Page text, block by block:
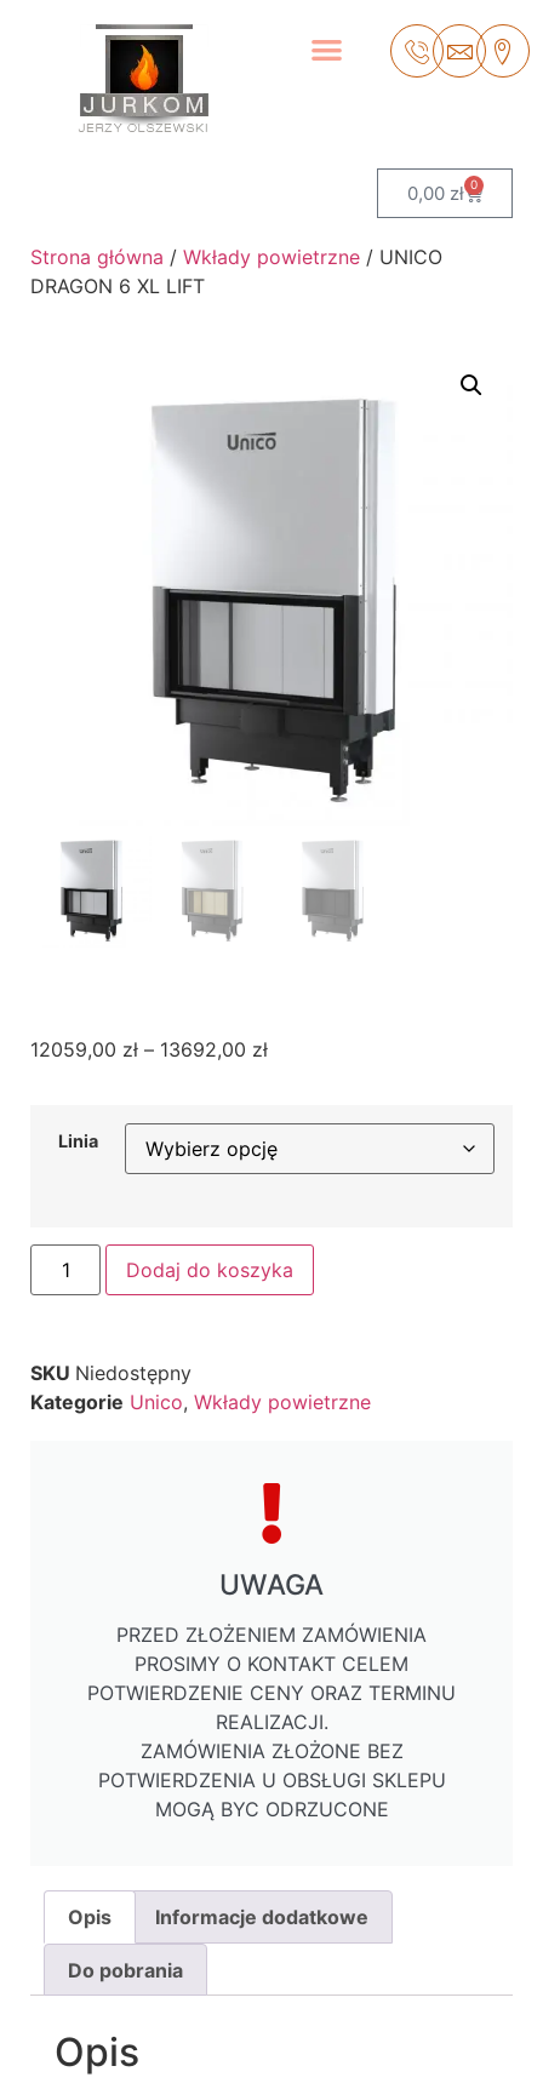
0,00 zł 0
Strona główna / Wkłady powietrzne / UNICO
DRAGON 6 XL LIFT
12059,00 zł – 13692,00 zł
Linia
Dodaj do koszyka
SKU Niedostępny
Kategorie Unico, Wkłady powietrzne
UWAGA
PRZED ZŁOŻENIEM ZAMÓWIENIA
PROSIMY O KONTAKT CELEM
POTWIERDZENIE CENY ORAZ TERMINU
REALIZACJI.
ZAMÓWIENIA ZŁOŻONE BEZ
POTWIERDZENIA U OBSŁUGI SKLEPU
MOGĄ BYC ODRZUCONE
Opis Informacje dodatkowe
Do pobrania
Opis